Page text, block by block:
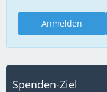
Anmelden
Spenden-Ziel